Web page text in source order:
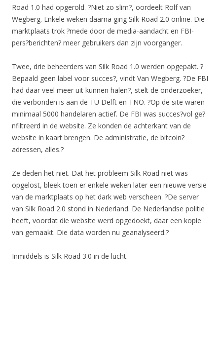
Road 1.0 had opgerold. ?Niet zo slim?, oordeelt Rolf van
Wegberg. Enkele weken daarna ging Silk Road 2.0 online. Die
marktplaats trok ?mede door de media-aandacht en FBI-
pers?berichten? meer gebruikers dan zijn voorganger.
Twee, drie beheerders van Silk Road 1.0 werden opgepakt. ?
Bepaald geen label voor succes?, vindt Van Wegberg. ?De FBI
had daar veel meer uit kunnen halen?, stelt de onderzoeker,
die verbonden is aan de TU Delft en TNO. ?Op de site waren
minimaal 5000 handelaren actief. De FBI was succes?vol ge?
nfiltreerd in de website. Ze konden de achterkant van de
website in kaart brengen. De administratie, de bitcoin?
adressen, alles.?
Ze deden het niet. Dat het probleem Silk Road niet was
opgelost, bleek toen er enkele weken later een nieuwe versie
van de marktplaats op het dark web verscheen. ?De server
van Silk Road 2.0 stond in Nederland. De Nederlandse politie
heeft, voordat die website werd opgedoekt, daar een kopie
van gemaakt. Die data worden nu geanalyseerd.?
Inmiddels is Silk Road 3.0 in de lucht.